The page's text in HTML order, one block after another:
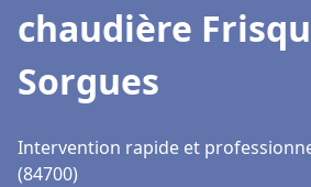
chaudière
Sorgues
Intervention rapide et
(84700)